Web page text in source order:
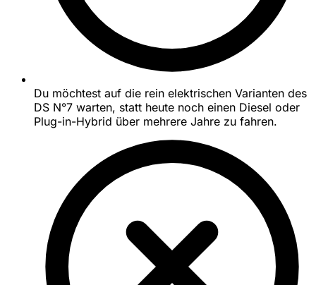
Du möchtest auf die rein elektrischen Varianten des
DS N°7 warten, statt heute noch einen Diesel oder
Plug-in-Hybrid über mehrere Jahre zu fahren.